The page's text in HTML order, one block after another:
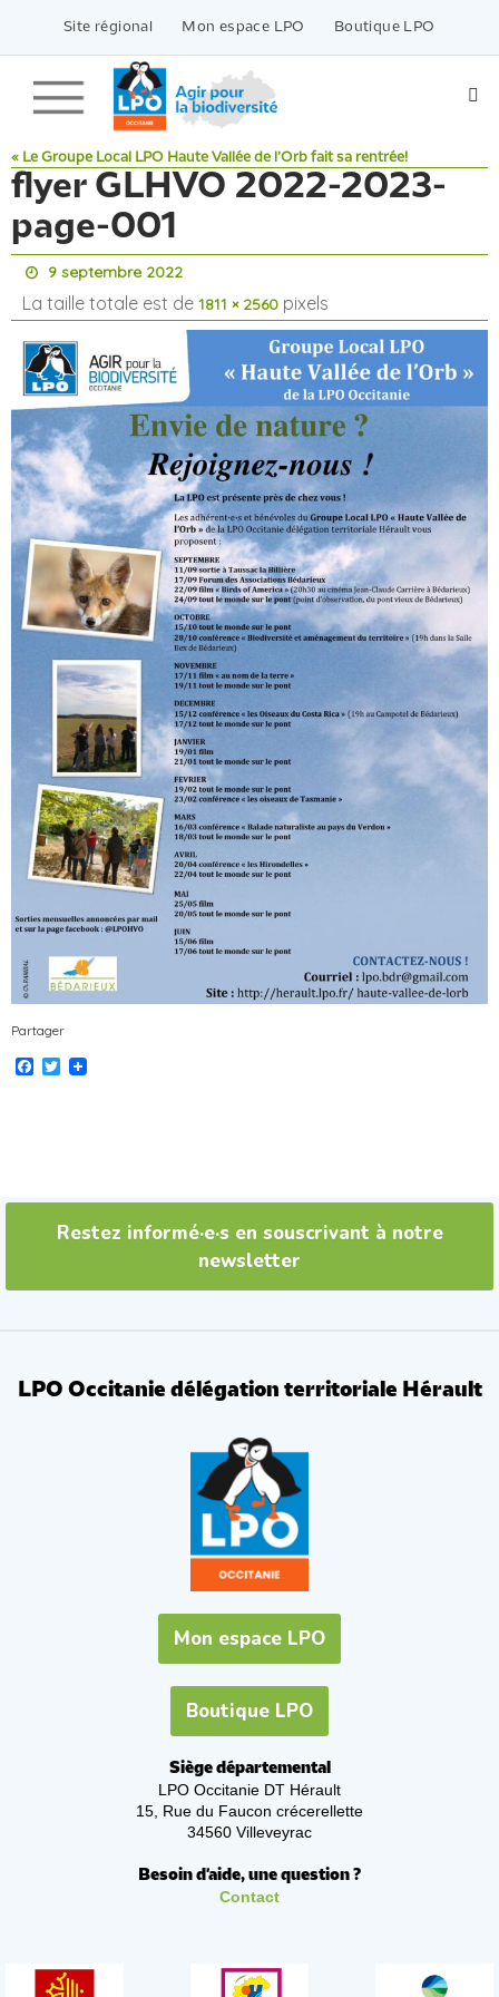
contenu
Site régional Mon espace LPO Boutique LPO
« Le Groupe Local LPO Haute Vallée de l’Orb fait sa rentrée!
flyer GLHVO 2022-2023-
page-001
9 septembre 2022
La taille totale est de 1811 × 2560 pixels
Partager
Facebook
Twitter
Restez informé·e·s en souscrivant à notre
newsletter
LPO Occitanie délégation territoriale Hérault
Mon espace LPO
Boutique LPO
Siège départemental
LPO Occitanie DT Hérault
15, Rue du Faucon crécerellette
34560 Villeveyrac
Besoin d'aide, une question ?
Contact